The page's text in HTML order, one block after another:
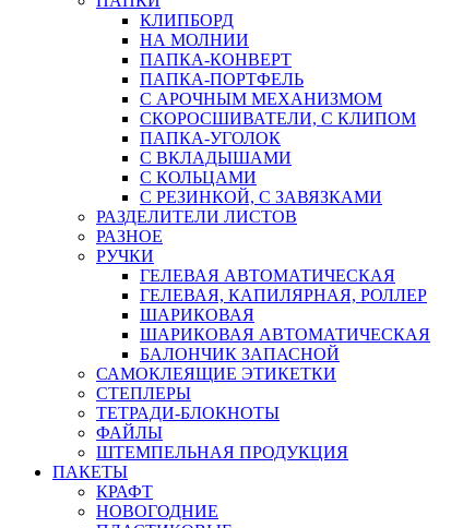
КЛИПБОРД
НА МОЛНИИ
ПАПКА-КОНВЕРТ
ПАПКА-ПОРТФЕЛЬ
С АРОЧНЫМ МЕХАНИЗМОМ
СКОРОСШИВАТЕЛИ, С КЛИПОМ
ПАПКА-УГОЛОК
С ВКЛАДЫШАМИ
С КОЛЬЦАМИ
С РЕЗИНКОЙ, С ЗАВЯЗКАМИ
РАЗДЕЛИТЕЛИ ЛИСТОВ
РАЗНОЕ
РУЧКИ
ГЕЛЕВАЯ АВТОМАТИЧЕСКАЯ
ГЕЛЕВАЯ, КАПИЛЯРНАЯ, РОЛЛЕР
ШАРИКОВАЯ
ШАРИКОВАЯ АВТОМАТИЧЕСКАЯ
БАЛОНЧИК ЗАПАСНОЙ
САМОКЛЕЯЩИЕ ЭТИКЕТКИ
СТЕПЛЕРЫ
ТЕТРАДИ-БЛОКНОТЫ
ФАЙЛЫ
ШТЕМПЕЛЬНАЯ ПРОДУКЦИЯ
ПАКЕТЫ
КРАФТ
НОВОГОДНИЕ